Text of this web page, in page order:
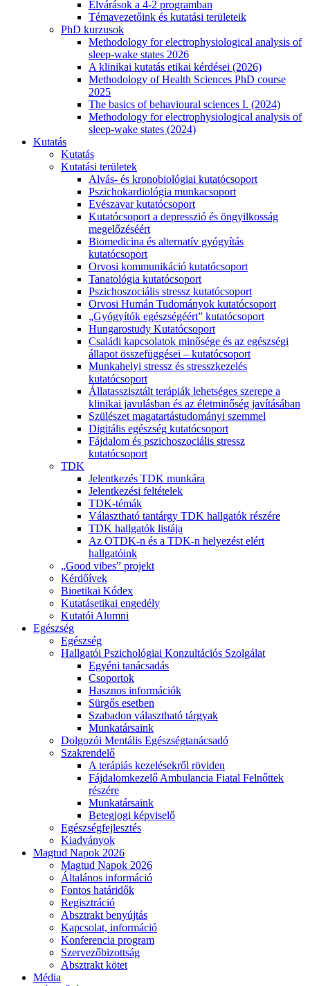
Elvárások a 4-2 programban
Témavezetőink és kutatási területeik
PhD kurzusok
Methodology for electrophysiological analysis of
sleep-wake states 2026
A klinikai kutatás etikai kérdései (2026)
Methodology of Health Sciences PhD course
2025
The basics of behavioural sciences I. (2024)
Methodology for electrophysiological analysis of
sleep-wake states (2024)
Kutatás
Kutatás
Kutatási területek
Alvás- és kronobiológiai kutatócsoport
Pszichokardiológia munkacsoport
Evészavar kutatócsoport
Kutatócsoport a depresszió és öngyilkosság
megelőzéséért
Biomedicina és alternatív gyógyítás
kutatócsoport
Orvosi kommunikáció kutatócsoport
Tanatológia kutatócsoport
Pszichoszociális stressz kutatócsoport
Orvosi Humán Tudományok kutatócsoport
„Gyógyítók egészségéért” kutatócsoport
Hungarostudy Kutatócsoport
Családi kapcsolatok minősége és az egészségi
állapot összefüggései – kutatócsoport
Munkahelyi stressz és stresszkezelés
kutatócsoport
Állatasszisztált terápiák lehetséges szerepe a
klinikai javulásban és az életminőség javításában
Szülészet magatartástudományi szemmel
Digitális egészség kutatócsoport
Fájdalom és pszichoszociális stressz
kutatócsoport
TDK
Jelentkezés TDK munkára
Jelentkezési feltételek
TDK-témák
Választható tantárgy TDK hallgatók részére
TDK hallgatók listája
Az OTDK-n és a TDK-n helyezést elért
hallgatóink
„Good vibes” projekt
Kérdőívek
Bioetikai Kódex
Kutatásetikai engedély
Kutatói Alumni
Egészség
Egészség
Hallgatói Pszichológiai Konzultációs Szolgálat
Egyéni tanácsadás
Csoportok
Hasznos információk
Sürgős esetben
Szabadon választható tárgyak
Munkatársaink
Dolgozói Mentális Egészségtanácsadó
Szakrendelő
A terápiás kezelésekről röviden
Fájdalomkezelő Ambulancia Fiatal Felnőttek
részére
Munkatársaink
Betegjogi képviselő
Egészségfejlesztés
Kiadványok
Magtud Napok 2026
Magtud Napok 2026
Általános információ
Fontos határidők
Regisztráció
Absztrakt benyújtás
Kapcsolat, információ
Konferencia program
Szervezőbizottság
Absztrakt kötet
Média